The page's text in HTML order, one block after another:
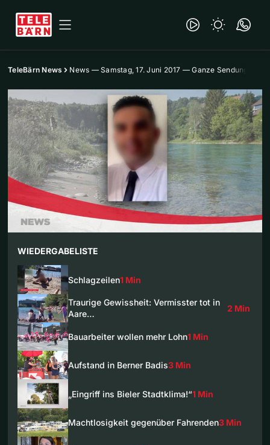
TeleBärn News News — Samstag, 17. Juni 2017 — Ganze Sendung
WIEDERGABELISTE
Schlagzeilen1 Min
Traurige Gewissheit: Vermisster tot in
Aare…
2 Min
Bauarbeiter wollen mehr Lohn1 Min
Aufstand in Berner Badis3 Min
„Eingriff ins Bieler Stadtklima!“1 Min
Machtlosigkeit gegenüber Fahrenden3 Min